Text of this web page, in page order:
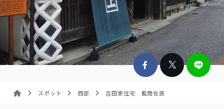
スポット 西部 吉田家住宅 藍商佐直